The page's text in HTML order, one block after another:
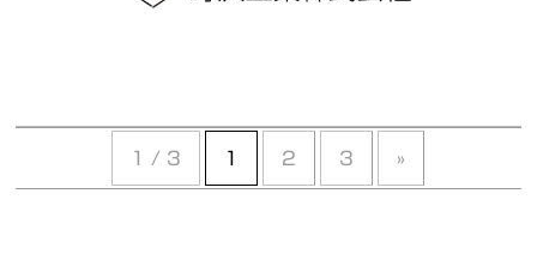
1 / 3 1 2 3 »